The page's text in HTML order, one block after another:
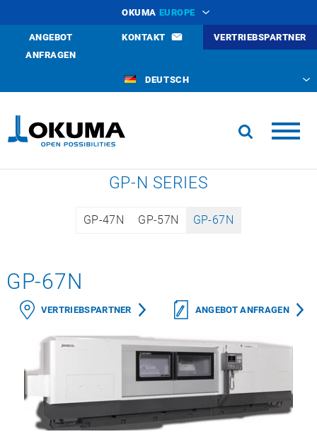
OKUMA EUROPE
ANGEBOT
ANFRAGEN
KONTAKT VERTRIEBSPARTNER
DEUTSCH
GP-N SERIES
GP-47N GP-57N GP-67N
GP-67N
VERTRIEBSPARTNER ANGEBOT ANFRAGEN